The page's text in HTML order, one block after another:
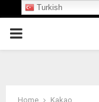
PRIMARY
Home Kakao
Turkish